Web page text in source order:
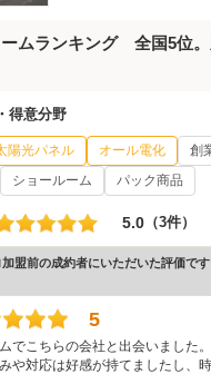
ムランキング 全国5位
得意分野
陽光パネル オール電化
創
ショールーム パック商品
5.0 （3件）
盟前の成約者にいただいた評価です
5
でこちらの会社と出会いました
や対応は好感が持てましたし、